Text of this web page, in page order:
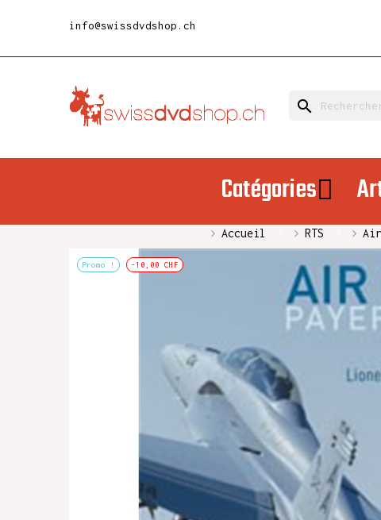
info@swissdvdshop.ch
search
Catégories
Accueil RTS
Promo ! -10,00 CHF